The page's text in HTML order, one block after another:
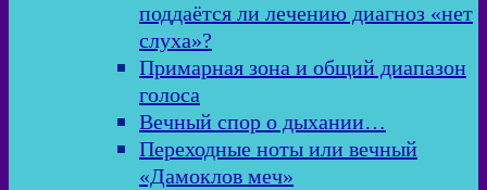
поддаётся ли лечению диагноз «нет
слуха»?
Примарная зона и общий диапазон
голоса
Вечный спор о дыхании…
Переходные ноты или вечный
«Дамоклов меч»